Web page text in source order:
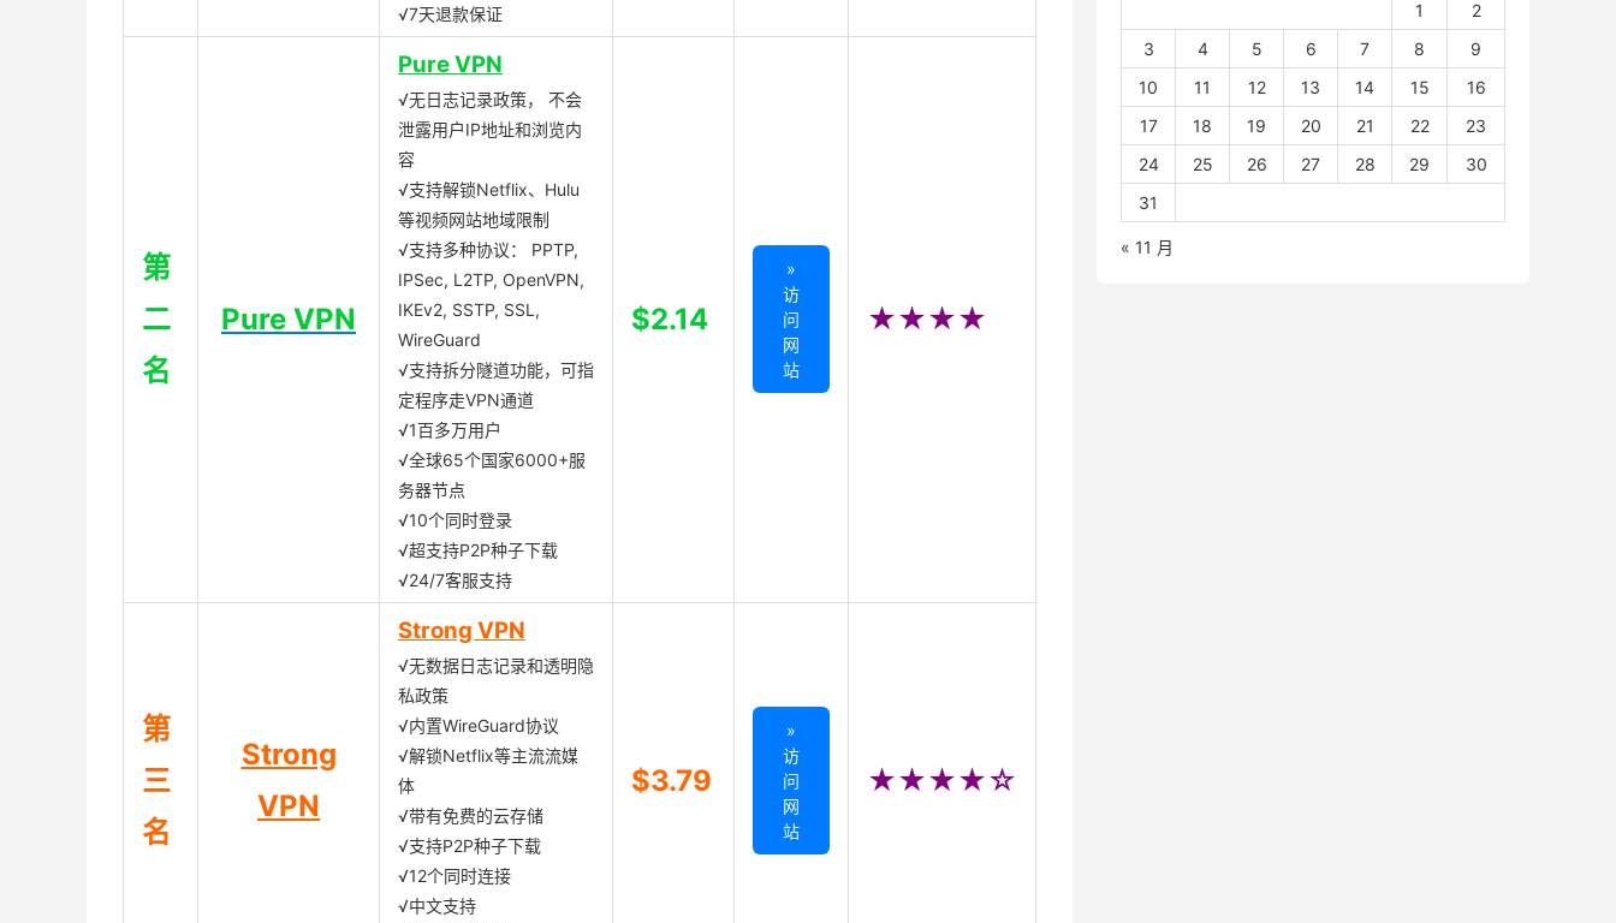
√7天退款保证
第
二
名
Pure VPN
Pure VPN
√无日志记录政策， 不会
泄露用户IP地址和浏览内
容
√支持解锁Netflix、Hulu
等视频网站地域限制
√支持多种协议： PPTP,
IPSec, L2TP, OpenVPN,
IKEv2, SSTP, SSL,
WireGuard
√支持拆分隧道功能，可指
定程序走VPN通道
√1百多万用户
√全球65个国家6000+服
务器节点
√10个同时登录
√超支持P2P种子下载
√24/7客服支持
$2.14
»
访
问
网
站
★★★★
第
三
名
Strong
VPN
Strong VPN
√无数据日志记录和透明隐
私政策
√内置WireGuard协议
√解锁Netflix等主流流媒
体
√带有免费的云存储
√支持P2P种子下载
√12个同时连接
√中文支持
$3.79
»
访
问
网
站
★★★★☆
1
2
3
4 5 6 7 8
9
10
11 12 13 14 15
16
17
18 19 20 21 22
23
24
25 26 27 28 29
30
31
« 11 月